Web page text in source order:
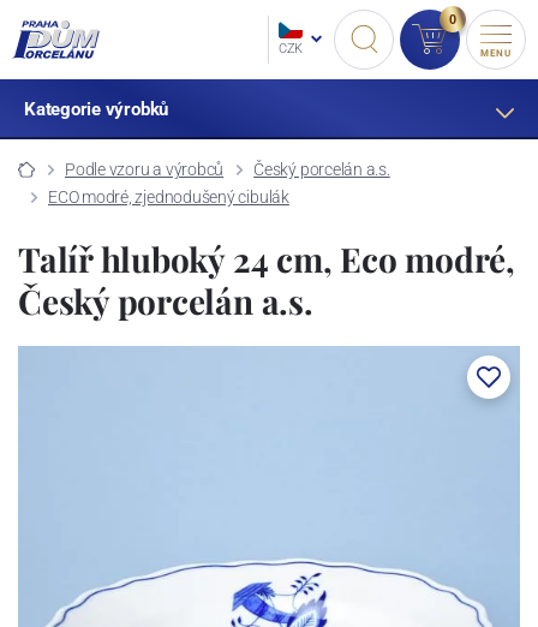
CZK
0
MENU
Kategorie výrobků
Podle vzoru a výrobců
Český porcelán a.s.
ECO modré, zjednodušený cibulák
Talíř hluboký 24 cm, Eco modré,
Český porcelán a.s.